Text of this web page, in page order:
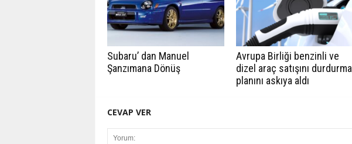
Subaru’ dan Manuel
Şanzımana Dönüş
Avrupa Birliği benzinli ve
dizel araç satışını durdurma
planını askıya aldı
CEVAP VER